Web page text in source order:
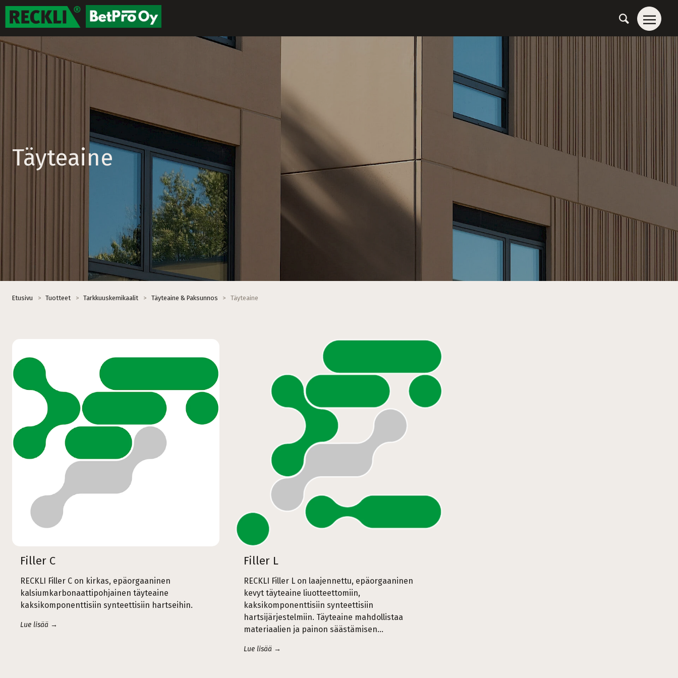
Täyteaine
Etusivu > Tuotteet > Tarkkuuskemikaalit > Täyteaine & Paksunnos > Täyteaine
Filler C
RECKLI Filler C on kirkas, epäorgaaninen
kalsiumkarbonaattipohjainen täyteaine
kaksikomponenttisiin synteettisiin hartseihin.
Lue lisää →
Filler L
RECKLI Filler L on laajennettu, epäorgaaninen
kevyt täyteaine liuotteettomiin,
kaksikomponenttisiin synteettisiin
hartsijärjestelmiin. Täyteaine mahdollistaa
materiaalien ja painon säästämisen...
Lue lisää →